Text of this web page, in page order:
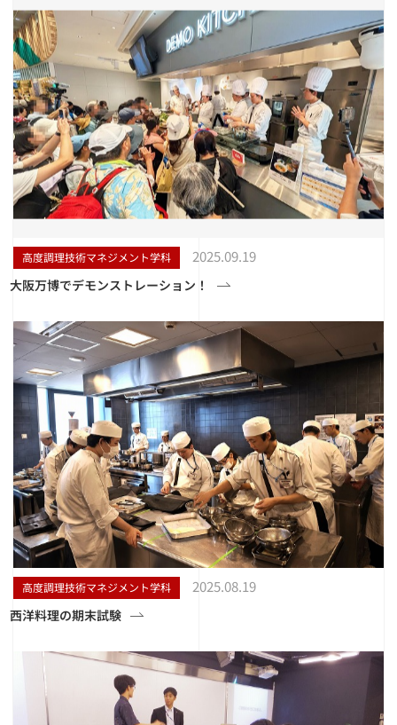
高度調理技術マネジメント学科 2025.09.19
大阪万博でデモンストレーション！
高度調理技術マネジメント学科 2025.08.19
西洋料理の期末試験